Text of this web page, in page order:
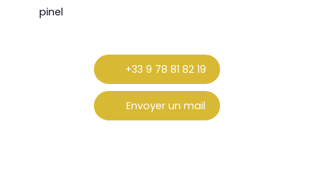
pinel
+33 9 78 81 82 19
Envoyer un mail